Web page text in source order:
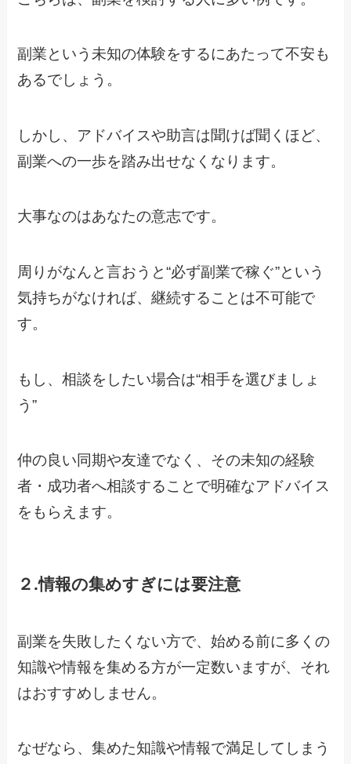
副業という未知の体験をするにあたって不安も
あるでしょう。
しかし、アドバイスや助言は聞けば聞くほど、
副業への一歩を踏み出せなくなります。
大事なのはあなたの意志です。
周りがなんと言おうと“必ず副業で稼ぐ”という
気持ちがなければ、継続することは不可能で
す。
もし、相談をしたい場合は“相手を選びましょ
う”
仲の良い同期や友達でなく、その未知の経験
者・成功者へ相談することで明確なアドバイス
をもらえます。
２.情報の集めすぎには要注意
副業を失敗したくない方で、始める前に多くの
知識や情報を集める方が一定数いますが、それ
はおすすめしません。
なぜなら、集めた知識や情報で満足してしまう